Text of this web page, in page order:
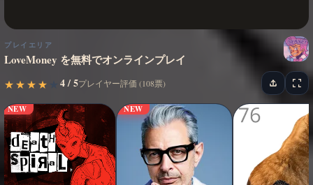
プレイエリア
LoveMoney を無料でオンラインプレイ
★
★ ★
★ ★
★ ★
★ 4 / 5プレイヤー評価 (108票)
NEW NEW